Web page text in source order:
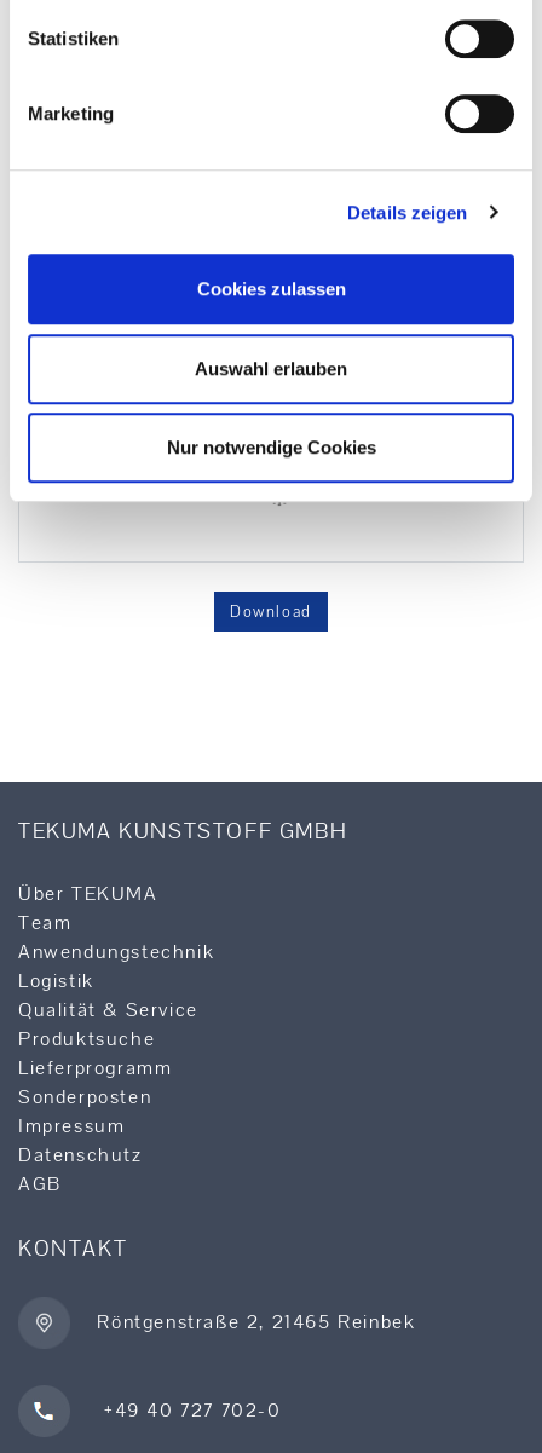
Statistiken
Marketing
Details zeigen
Cookies zulassen
Auswahl erlauben
Nur notwendige Cookies
Download
TEKUMA KUNSTSTOFF GMBH
Über TEKUMA
Team
Anwendungstechnik
Logistik
Qualität & Service
Produktsuche
Lieferprogramm
Sonderposten
Impressum
Datenschutz
AGB
KONTAKT
Röntgenstraße 2, 21465 Reinbek
+49 40 727 702-0